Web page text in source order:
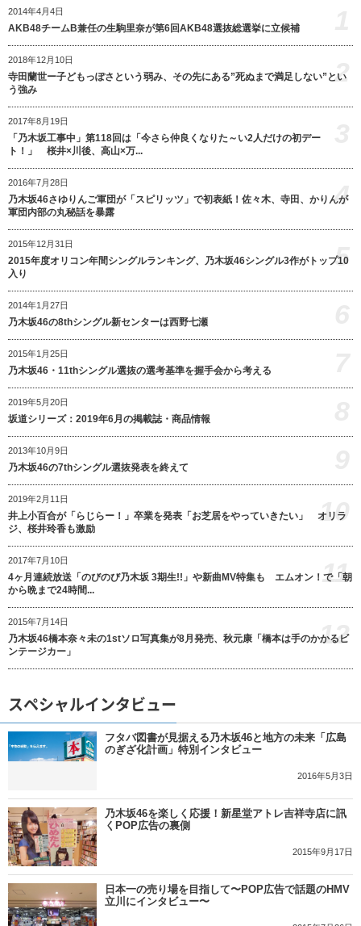
2014年4月4日
AKB48チームB兼任の生駒里奈が第6回AKB48選抜総選挙に立候補
2018年12月10日
寺田蘭世ー子どもっぽさという弱み、その先にある”死ぬまで満足しない”とい
う強み
2
2017年8月19日
「乃木坂工事中」第118回は「今さら仲良くなりた～い2人だけの初デー
ト！」 桜井×川後、高山×万...
2016年7月28日
乃木坂46さゆりんご軍団が「スピリッツ」で初表紙！佐々木、寺田、かりんが
軍団内部の丸秘話を暴露
4
2015年12月31日
2015年度オリコン年間シングルランキング、乃木坂46シングル3作がトップ10
入り
5
2014年1月27日
乃木坂46の8thシングル新センターは西野七瀬
2015年1月25日
乃木坂46・11thシングル選抜の選考基準を握手会から考える
2019年5月20日
坂道シリーズ：2019年6月の掲載誌・商品情報
2013年10月9日
乃木坂46の7thシングル選抜発表を終えて
2019年2月11日
井上小百合が「らじらー！」卒業を発表「お芝居をやっていきたい」 オリラ
ジ、桜井玲香も激励
10
2017年7月10日
4ヶ月連続放送「のびのび乃木坂 3期生!!」や新曲MV特集も エムオン！で「朝
から晩まで24時間...
11
2015年7月14日
乃木坂46橋本奈々未の1stソロ写真集が8月発売、秋元康「橋本は手のかかるビ
ンテージカー」
12
スペシャルインタビュー
フタバ図書が見据える乃木坂46と地方の未来「広島
のぎざ化計画」特別インタビュー
2016年5月3日
乃木坂46を楽しく応援！新星堂アトレ吉祥寺店に訊
くPOP広告の裏側
2015年9月17日
日本一の売り場を目指して〜POP広告で話題のHMV
立川にインタビュー〜